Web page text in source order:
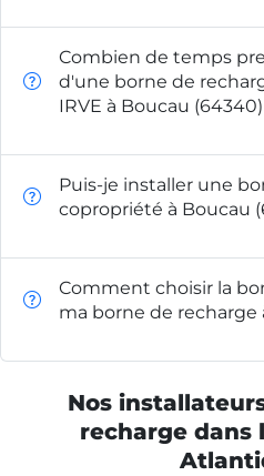
Combien de temps
d'une borne de
IRVE à Boucau (64340)
Puis-je installer une
copropriété à Boucau
Comment choisir la
ma borne de recharge
Nos
recharge dans